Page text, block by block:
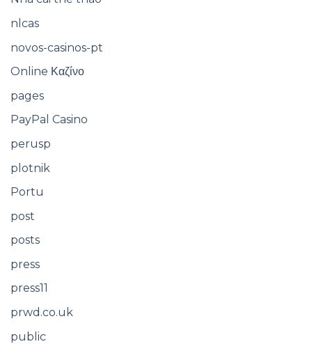
nlcas
novos-casinos-pt
Online Καζίνο
pages
PayPal Casino
perusp
plotnik
Portu
post
posts
press
press11
prwd.co.uk
public